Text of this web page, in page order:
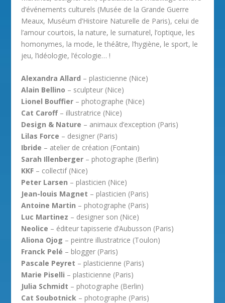
d’événements culturels (Musée de la Grande Guerre
Meaux, Muséum d’Histoire Naturelle de Paris), celui de
l’amour courtois, la nature, le surnaturel, l’optique, les
homonymes, la mode, le théâtre, l’hygiène, le sport, le
jeu, l’idéologie, l’écologie… !
Alexandra Allard – plasticienne (Nice)
Alain Bellino – sculpteur (Nice)
Lionel Bouffier – photographe (Nice)
Cat Caroff– illustratrice (Nice)
Design & Nature – animaux d’exception (Paris)
Lilas Force – designer (Paris)
Ibride – atelier de création (Fontain)
Sarah Illenberger – photographe (Berlin)
KKF – collectif (Nice)
Peter Larsen – plasticien (Nice)
Jean-louis Magnet – plasticien (Paris)
Antoine Martin – photographe (Paris)
Luc Martinez – designer son (Nice)
Neolice – éditeur tapisserie d’Aubusson (Paris)
Aliona Ojog – peintre illustratrice (Toulon)
Franck Pelé – blogger (Paris)
Pascale Peyret – plasticienne (Paris)
Marie Piselli – plasticienne (Paris)
Julia Schmidt – photographe (Berlin)
Cat Soubotnick – photographe (Paris)